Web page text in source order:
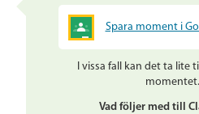
Spara moment i
I vissa fall kan det ta lite
momentet.
Vad följer med till